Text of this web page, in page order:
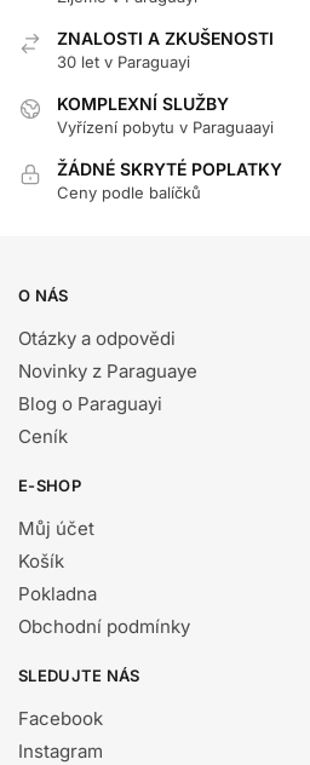
ZNALOSTI A ZKUŠENOSTI
30 let v Paraguayi
KOMPLEXNÍ SLUŽBY
Vyřízení pobytu v Paraguaayi
ŽÁDNÉ SKRYTÉ POPLATKY
Ceny podle balíčků
O NÁS
Otázky a odpovědi
Novinky z Paraguaye
Blog o Paraguayi
Ceník
E-SHOP
Můj účet
Košík
Pokladna
Obchodní podmínky
SLEDUJTE NÁS
Facebook
Instagram